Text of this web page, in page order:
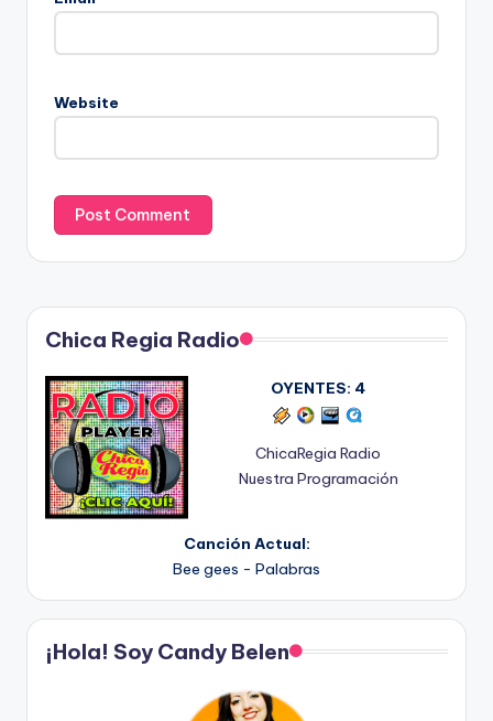
Website
Chica Regia Radio
OYENTES: 4
ChicaRegia Radio
Nuestra Programación
Canción Actual:
Bee gees - Palabras
¡Hola! Soy Candy Belen